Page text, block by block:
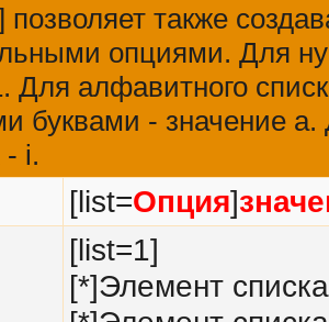
позволяет также
опциями. Для
Для алфавитного
буквами - значение
- i.
[list=Опция]
[list=1]
[*]Элемент